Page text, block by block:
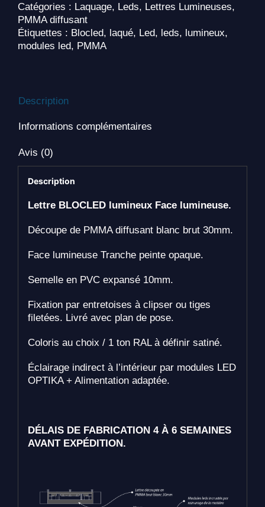
Catégories : Laquage, Leds, Lettres Lumineuses,
PMMA diffusant
Étiquettes : Blocled, laqué, Led, leds, lumineux,
modules led, PMMA
Description
Informations complémentaires
Avis (0)
Description
Lettre BLOCLED lumineux Face lumineuse.
Découpe de PMMA diffusant blanc brut 30mm.
Face lumineuse Tranche peinte opaque.
Semelle en PVC expansé 10mm.
Fixation par entretoises à clipser ou tiges
filetées. Livré avec plan de pose.
Coloris au choix / 1 ton RAL à définir satiné.
Éclairage indirect à l’intérieur par modules LED
OPTIKA + Alimentation adaptée.
DÉLAIS DE FABRICATION 4 À 6 SEMAINES
AVANT EXPÉDITION.